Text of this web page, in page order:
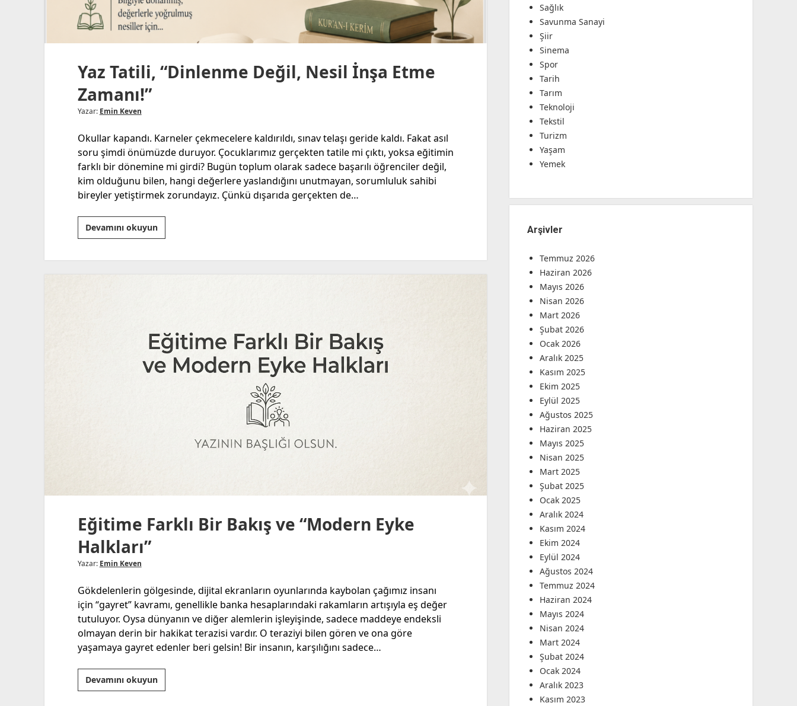
Yaz Tatili, “Dinlenme Değil, Nesil İnşa Etme
Zamanı!”
Yazar: Emin Keven
Okullar kapandı. Karneler çekmecelere kaldırıldı, sınav telaşı geride kaldı. Fakat asıl
soru şimdi önümüzde duruyor. Çocuklarımız gerçekten tatile mi çıktı, yoksa eğitimin
farklı bir dönemine mi girdi? Bugün toplum olarak sadece başarılı öğrenciler değil,
kim olduğunu bilen, hangi değerlere yaslandığını unutmayan, sorumluluk sahibi
bireyler yetiştirmek zorundayız. Çünkü dışarıda gerçekten de…
Devamını okuyunYaz
Tatili,
Eğitime Farklı Bir Bakış ve “Modern Eyke
Halkları”
Yazar: Emin Keven
Gökdelenlerin gölgesinde, dijital ekranların oyunlarında kaybolan çağımız insanı
için “gayret” kavramı, genellikle banka hesaplarındaki rakamların artışıyla eş değer
tutuluyor. Oysa dünyanın ve diğer alemlerin işleyişinde, sadece maddeye endeksli
olmayan derin bir hakikat terazisi vardır. O teraziyi bilen gören ve ona göre
yaşamaya gayret edenler beri gelsin! Bir insanın, karşılığını sadece…
Devamını okuyunEğitime
Farklı
Sağlık
Savunma Sanayi
Şiir
Sinema
Spor
Tarih
Tarım
Teknoloji
Tekstil
Turizm
Yaşam
Yemek
Arşivler
Temmuz 2026
Haziran 2026
Mayıs 2026
Nisan 2026
Mart 2026
Şubat 2026
Ocak 2026
Aralık 2025
Kasım 2025
Ekim 2025
Eylül 2025
Ağustos 2025
Haziran 2025
Mayıs 2025
Nisan 2025
Mart 2025
Şubat 2025
Ocak 2025
Aralık 2024
Kasım 2024
Ekim 2024
Eylül 2024
Ağustos 2024
Temmuz 2024
Haziran 2024
Mayıs 2024
Nisan 2024
Mart 2024
Şubat 2024
Ocak 2024
Aralık 2023
Kasım 2023